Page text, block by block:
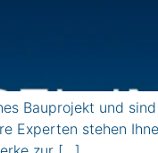
Bauprojekt und
Experten stehen